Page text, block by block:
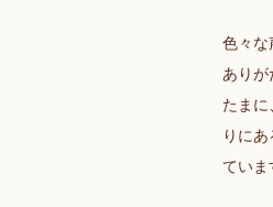
色々な
ありが
たま
りに
ていま